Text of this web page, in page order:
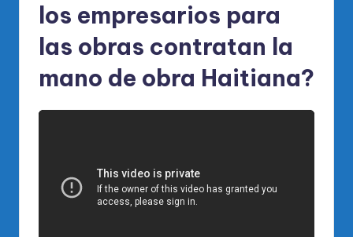
los empresarios para
las obras contratan la
mano de obra Haitiana?